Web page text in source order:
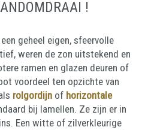
!
geheel eigen, sfeervolle
weren de zon uitstekend en
ramen en glazen deuren of
voordeel ten opzichte van
rolgordijn of horizontale
bij lamellen. Ze zijn er in
Een witte of zilverkleurige